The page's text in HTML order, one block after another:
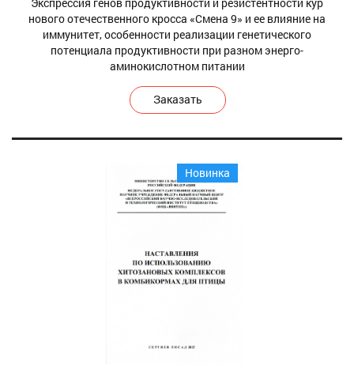
нового отечественного кросса «Смена 9» и ее влияние на
иммунитет, особенности реализации генетического
потенциала продуктивности при разном энерго-
аминокислотном питании
Заказать
Новинка